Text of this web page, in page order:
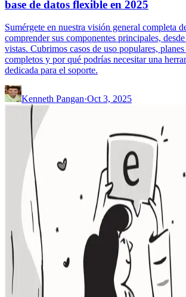
base de datos flexible en 2025
Sumérgete en nuestra visión general completa
comprender sus componentes principales, desde
vistas. Cubrimos casos de uso populares,
completos y por qué podrías necesitar una
dedicada para el soporte.
Kenneth Pangan·Oct 3, 2025